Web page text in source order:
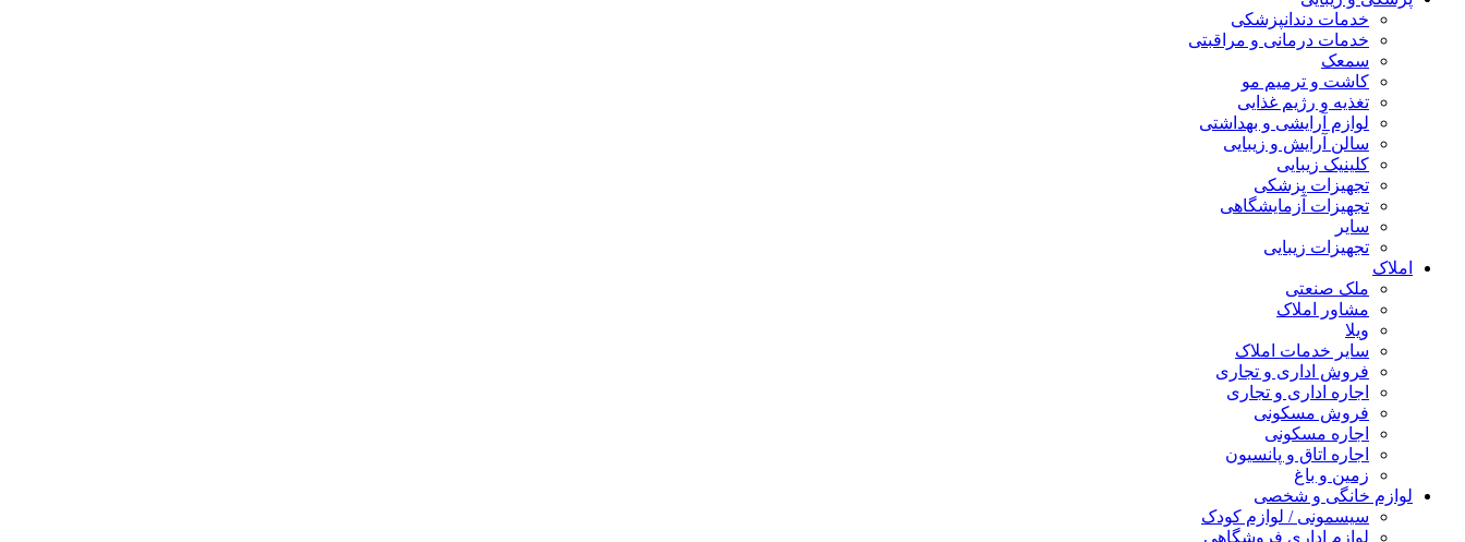
خدمات دندانپزشکی
خدمات درمانی و مراقبتی
سمعک
کاشت و ترمیم مو
تغذیه و رژیم غذایی
لوازم آرایشی و بهداشتی
سالن آرایش و زیبایی
کلینیک زیبایی
تجهیزات پزشکی
تجهیزات آزمایشگاهی
سایر
تجهیزات زیبایی
املاک
ملک صنعتی
مشاور املاک
ویلا
سایر خدمات املاک
فروش اداری و تجاری
اجاره اداری و تجاری
فروش مسکونی
اجاره مسکونی
اجاره اتاق و پانسیون
زمین و باغ
لوازم خانگی و شخصی
سیسمونی / لوازم کودک
لوازم اداری فروشگاهی